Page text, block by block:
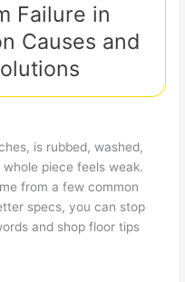
Failure in
Causes and
is rubbed, washed,
piece feels weak.
from a few common
specs, you can stop
and shop floor tips